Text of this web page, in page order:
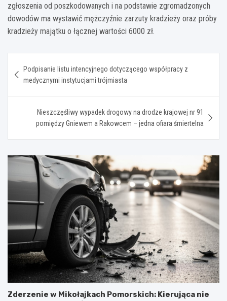
zgłoszenia od poszkodowanych i na podstawie zgromadzonych
dowodów ma wystawić mężczyźnie zarzuty kradzieży oraz próby
kradzieży majątku o łącznej wartości 6000 zł.
wpisu
Podpisanie listu intencyjnego dotyczącego współpracy z
medycznymi instytucjami trójmiasta
Nieszczęśliwy wypadek drogowy na drodze krajowej nr 91
pomiędzy Gniewem a Rakowcem – jedna ofiara śmiertelna
Zderzenie w Mikołajkach Pomorskich: Kierująca nie